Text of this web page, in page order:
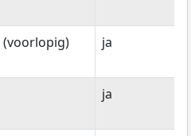
(voorlopig) ja
ja